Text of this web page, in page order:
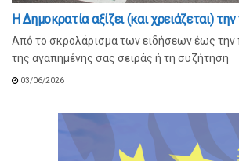
Η Δημοκρατία αξίζει (και χρειάζεται)
Από το σκρολάρισμα των ειδήσεων έως
της αγαπημένης σας σειράς ή τη συζήτηση
03/06/2026